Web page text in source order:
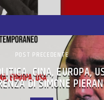
POST PRECEDENTE
CINA, EUROPA,
DI SIMONE